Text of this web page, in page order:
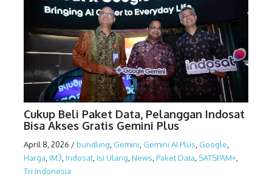
Cukup Beli Paket Data, Pelanggan Indosat
Bisa Akses Gratis Gemini Plus
April 8, 2026 /bundling Gemini Gemini AI Plus Google
Harga IM3 Indosat Isi Ulang News Paket Data SATSPAM+
Tri Indonesia